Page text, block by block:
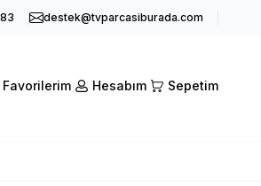
destek@tvparcasiburada.com
Favorilerim Hesabım Sepetim